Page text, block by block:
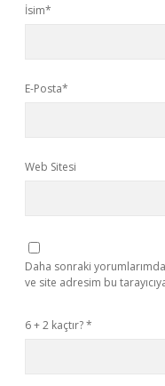
İsim*
E-Posta*
Web Sitesi
Daha sonraki
ve site adresim bu
6 + 2 kaçtır?*